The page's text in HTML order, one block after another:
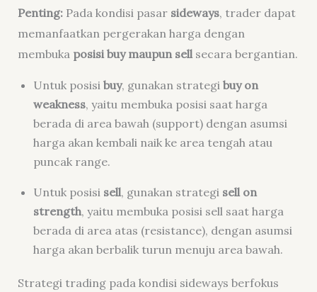
Penting:Pada kondisi pasar sideways, trader dapat
memanfaatkan pergerakan harga dengan
membuka posisi buy maupun sellsecara bergantian.
Untuk posisi buy, gunakan strategi buy on
weakness, yaitu membuka posisi saat harga
berada di area bawah (support) dengan asumsi
harga akan kembali naik ke area tengah atau
puncak range.
Untuk posisi sell, gunakan strategi sell on
strength, yaitu membuka posisi sell saat harga
berada di area atas (resistance), dengan asumsi
harga akan berbalik turun menuju area bawah.
Strategi trading pada kondisi sideways berfokus